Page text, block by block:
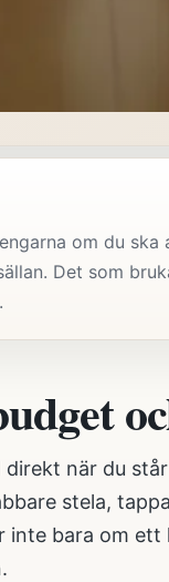
om du
Det som
direkt när du
stela,
inte bara om